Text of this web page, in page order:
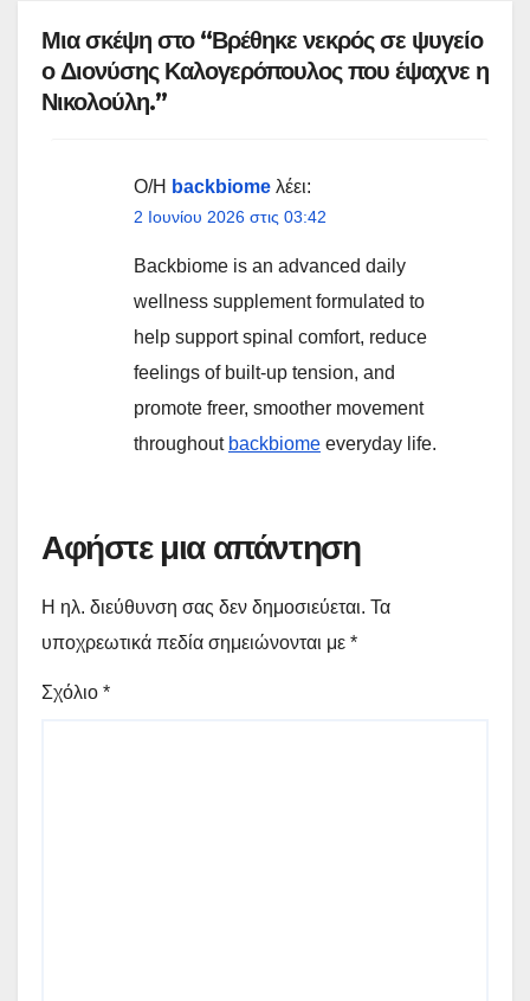
Μια σκέψη στο “Βρέθηκε νεκρός σε ψυγείο
ο Διονύσης Καλογερόπουλος που έψαχνε η
Νικολούλη.”
Ο/Η backbiome λέει:
2 Ιουνίου 2026 στις 03:42
Backbiome is an advanced daily
wellness supplement formulated to
help support spinal comfort, reduce
feelings of built-up tension, and
promote freer, smoother movement
throughout backbiome everyday life.
Αφήστε μια απάντηση
Η ηλ. διεύθυνση σας δεν δημοσιεύεται. Τα
υποχρεωτικά πεδία σημειώνονται με *
Σχόλιο *